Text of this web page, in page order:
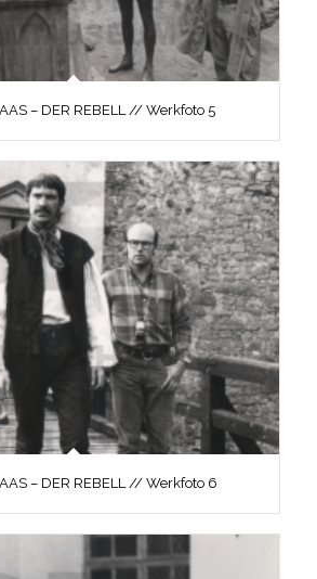
– DER REBELL // Werkfoto 5
– DER REBELL // Werkfoto 6